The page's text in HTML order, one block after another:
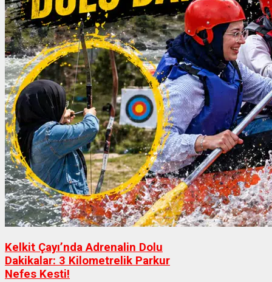
Kelkit Çayı’nda Adrenalin Dolu
Dakikalar: 3 Kilometrelik Parkur
Nefes Kesti!